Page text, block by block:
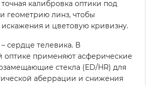
точная калибровка оптики под
геометрию линз, чтобы
и цветовую кривизну.
– сердце телевика. В
оптике применяют асферические
стекла (ED/HR) для
аберрации и снижения